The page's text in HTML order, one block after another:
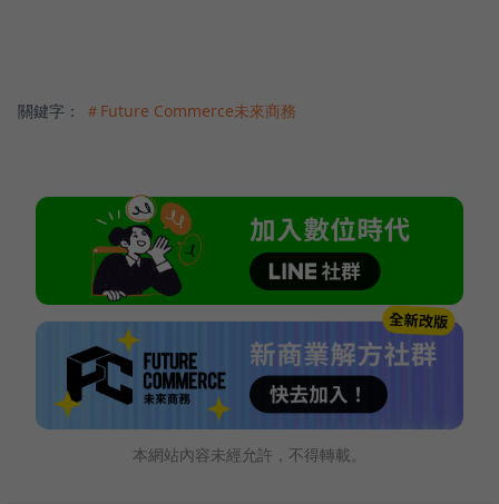
關鍵字： ＃Future Commerce未來商務
本網站內容未經允許，不得轉載。